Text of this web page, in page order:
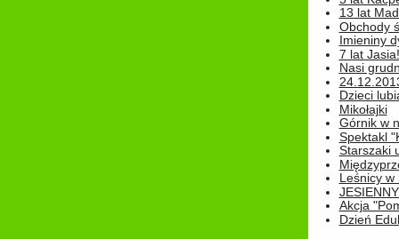
13 lat
Obchody
Imieniny
7 lat Jasia!
Nasi
Dzieci
Mikołajki
Górnik w
Spektakl
Starszaki
Leśnicy w
Akcja
Dzień